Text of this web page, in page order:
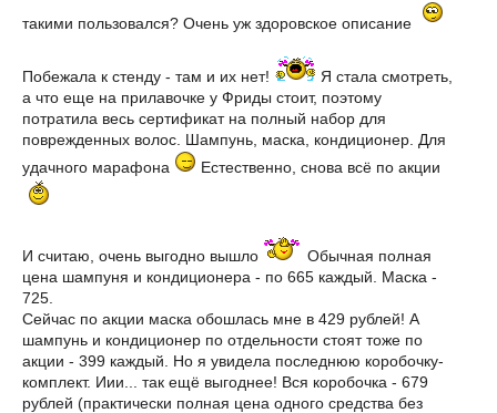
такими пользовался? Очень уж здоровское описание
Побежала к стенду - там и их нет!
Я стала смотреть,
а что еще на прилавочке у Фриды стоит, поэтому
потратила весь сертификат на полный набор для
поврежденных волос. Шампунь, маска, кондиционер. Для
удачного марафона
Естественно, снова всё по акции
И считаю, очень выгодно вышло
Обычная полная
цена шампуня и кондиционера - по 665 каждый. Маска -
725.
Сейчас по акции маска обошлась мне в 429 рублей! А
шампунь и кондиционер по отдельности стоят тоже по
акции - 399 каждый. Но я увидела последнюю коробочку-
комплект. Иии... так ещё выгоднее! Вся коробочка - 679
рублей (практически полная цена одного средства без